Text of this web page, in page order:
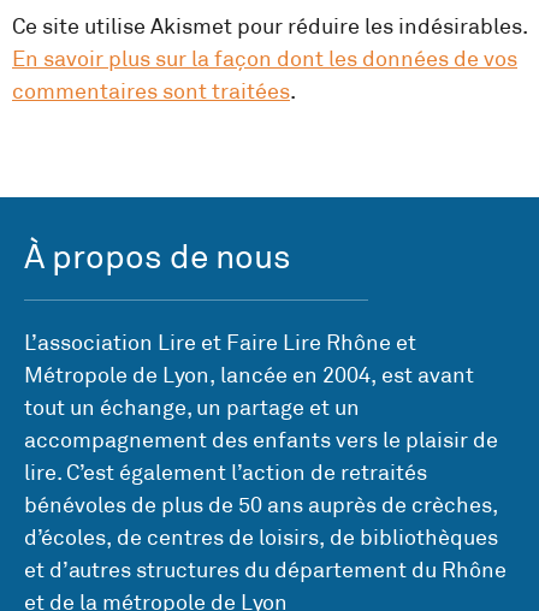
Ce site utilise Akismet pour réduire les indésirables.
En savoir plus sur la façon dont les données de vos
commentaires sont traitées.
À propos de nous
L’association Lire et Faire Lire Rhône et
Métropole de Lyon, lancée en 2004, est avant
tout un échange, un partage et un
accompagnement des enfants vers le plaisir de
lire. C’est également l’action de retraités
bénévoles de plus de 50 ans auprès de crèches,
d’écoles, de centres de loisirs, de bibliothèques
et d’autres structures du département du Rhône
et de la métropole de Lyon